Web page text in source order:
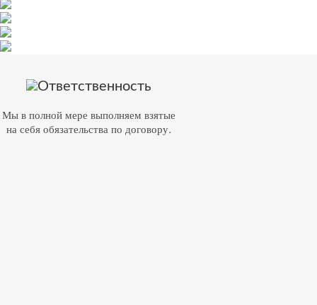
Ответственность
Мы в полной мере выполняем взятые
на себя обязательства по договору.